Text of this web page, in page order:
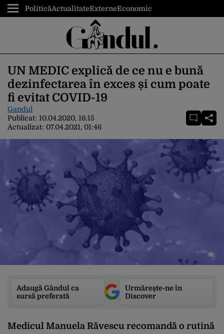
PoliticăActualitateExterneEconomic
UN MEDIC explică de ce nu e bună
dezinfectarea în exces și cum poate
fi evitat COVID-19
Gandul
Publicat: 10.04.2020, 16:15
Actualizat: 07.04.2021, 01:46
Adaugă Gândul ca
sursă preferată
Urmărește-ne în
Discover
Medicul Manuela Răvescu recomandă o rutină